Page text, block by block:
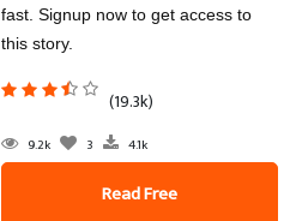
fast. Signup now to get access to
this story.
(19.3k)
9.2k 3 4.1k
Read Free